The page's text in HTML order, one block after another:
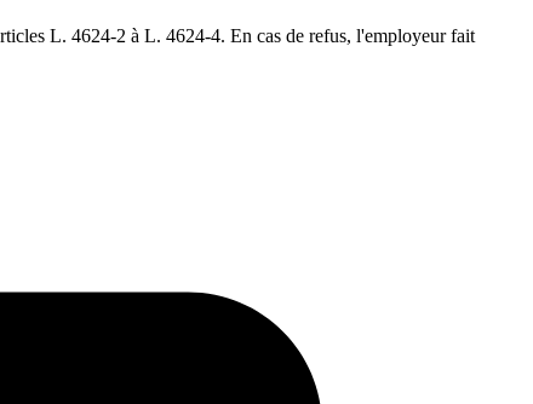
L. 4624-2 à L. 4624-4. En cas de refus, l'employeur fait